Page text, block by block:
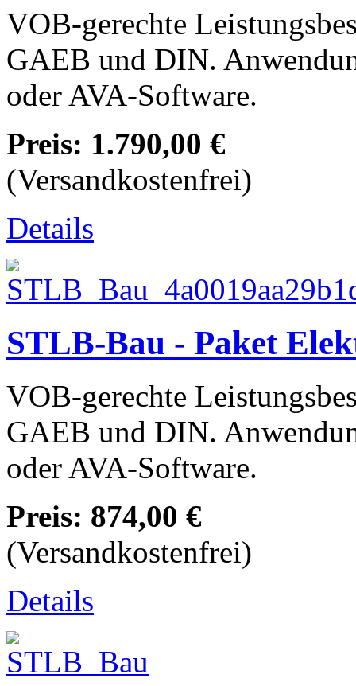
VOB-gerechte
GAEB und DIN.
oder AVA-Software.
Preis: 1.790,00 €
(Versandkostenfrei)
Details
STLB-Bau - Paket
VOB-gerechte
GAEB und DIN.
oder AVA-Software.
Preis: 874,00 €
(Versandkostenfrei)
Details